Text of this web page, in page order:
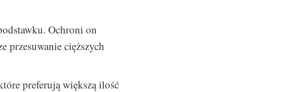
Ochroni on
przesuwanie cięższych
preferują większą ilość